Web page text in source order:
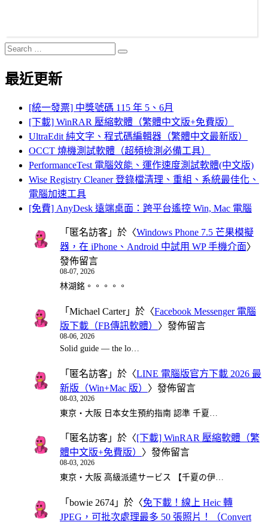
Search
for:
Search
最近更新
[統一發票] 中獎號碼 115 年 5、6月
[下載] WinRAR 壓縮軟體（繁體中文版+免費版）
UltraEdit 純文字、程式碼編輯器（繁體中文最新版）
OCCT 燒機測試軟體（超頻檢測必備工具）
PerformanceTest 電腦效能、運作速度測試軟體(中文版)
Wise Registry Cleaner 登錄檔清理、重組、系統最佳化、
電腦加速工具
[免費] AnyDesk 遠端桌面：跨平台遙控 Win, Mac 電腦
「 匿名訪客 」於〈Windows Phone 7.5 芒果模擬
器，在 iPhone、Android 中試用 WP 手機介面〉
發佈留言
08-07, 2026
林湖銘。。。。。
「 Michael Carter」於〈Facebook Messenger 電腦
版下載（FB傳訊軟體） 〉發佈留言
08-06, 2026
Solid guide — the lo…
「 匿名訪客 」於〈LINE 電腦版官方下載 2026 最
新版（Win+Mac 版） 〉發佈留言
08-03, 2026
東京・大阪 日本女生預約指南 認準 千夏…
「 匿名訪客 」於〈[下載] WinRAR 壓縮軟體（繁
體中文版+免費版） 〉發佈留言
08-03, 2026
東京・大阪 高級派遣サービス 【千夏の伊…
「 bowie 2674 」於〈免下載！線上 Heic 轉
JPEG，可批次處理最多 50 張照片！（Convert